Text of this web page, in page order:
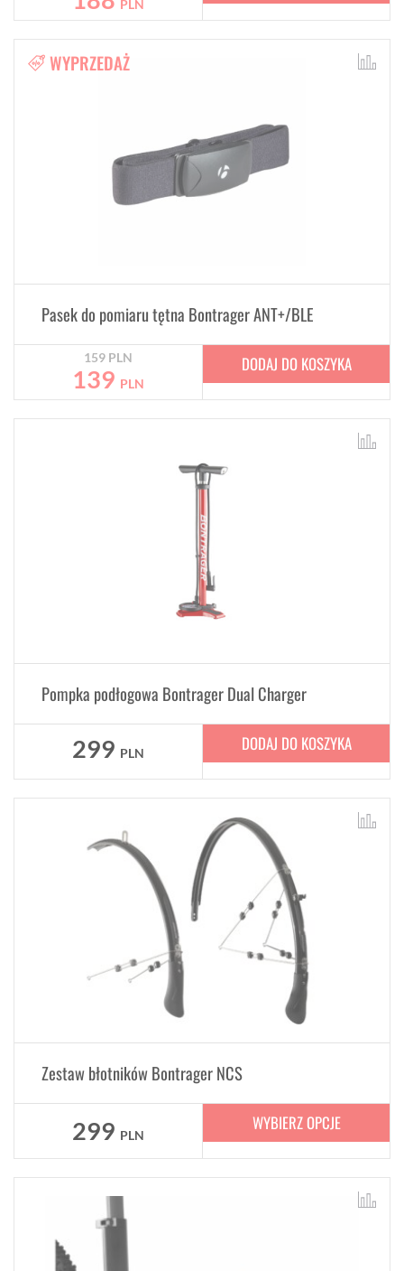
PLN
WYPRZEDAŻ
Pasek do pomiaru tętna Bontrager ANT+/BLE
159 PLN
139 PLN
DODAJ DO KOSZYKA
Pompka podłogowa Bontrager Dual Charger
299 PLN DODAJ DO KOSZYKA
Zestaw błotników Bontrager NCS
299 PLN
WYBIERZ OPCJE